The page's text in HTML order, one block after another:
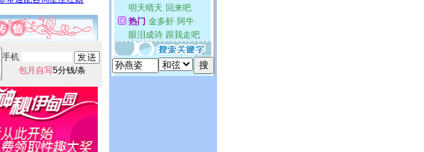
手机
包月自写5分钱/条